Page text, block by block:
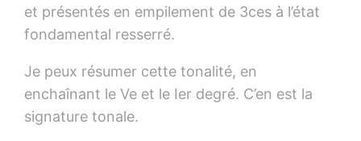
et présentés en empilement de 3ces à l’état
fondamental resserré.
Je peux résumer cette tonalité, en
enchaînant le Ve et le Ier degré. C’en est la
signature tonale.